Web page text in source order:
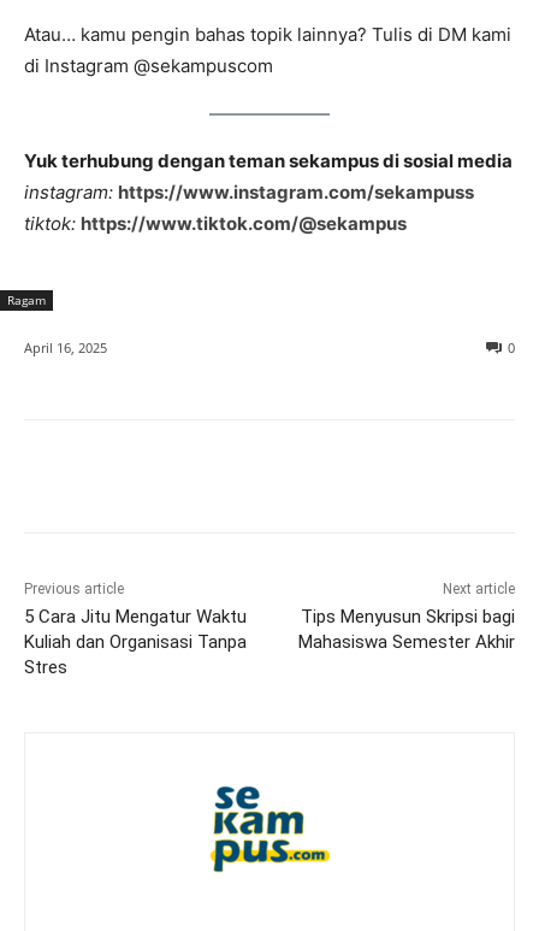
Atau… kamu pengin bahas topik lainnya? Tulis di DM kami
di Instagram @sekampuscom
Yuk terhubung dengan teman sekampus di sosial media
instagram: https://www.instagram.com/sekampuss
tiktok: https://www.tiktok.com/@sekampus
Ragam
0
April 16, 2025
Previous article
5 Cara Jitu Mengatur Waktu
Kuliah dan Organisasi Tanpa
Stres
Next article
Tips Menyusun Skripsi bagi
Mahasiswa Semester Akhir